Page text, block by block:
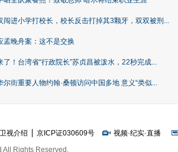
闯进小学打校长，校长反击打掉其3颗牙，双双被刑...
孟晚舟案：这不是交换
了！台湾省“行政院长”苏贞昌被泼水，22秒完成...
尔街重要人物约翰·桑顿访问中国多地 意义“类似...
视介绍 京ICP证030609号 视频·纪实·直播
Rights Reserved.